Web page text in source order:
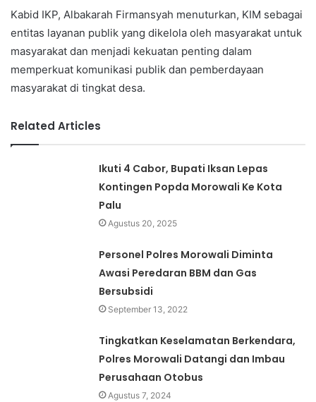
Kabid IKP, Albakarah Firmansyah menuturkan, KIM sebagai
entitas layanan publik yang dikelola oleh masyarakat untuk
masyarakat dan menjadi kekuatan penting dalam
memperkuat komunikasi publik dan pemberdayaan
masyarakat di tingkat desa.
Related Articles
Ikuti 4 Cabor, Bupati Iksan Lepas
Kontingen Popda Morowali Ke Kota
Palu
Agustus 20, 2025
Personel Polres Morowali Diminta
Awasi Peredaran BBM dan Gas
Bersubsidi
September 13, 2022
Tingkatkan Keselamatan Berkendara,
Polres Morowali Datangi dan Imbau
Perusahaan Otobus
Agustus 7, 2024